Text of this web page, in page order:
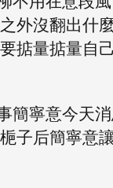
外沒翻出什
掂量掂量自
簡寧意今天
子后簡寧意